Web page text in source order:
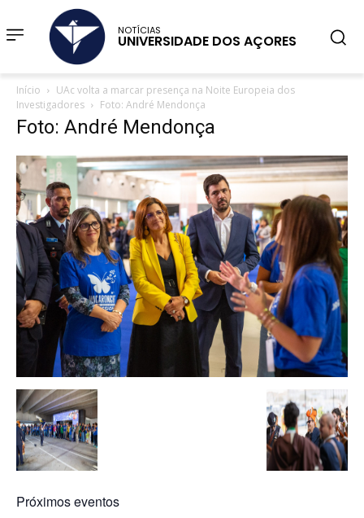
NOTÍCIAS
UNIVERSIDADE DOS AÇORES
Início
UAc volta a marcar presença na Noite Europeia dos
Investigadores
Foto: André Mendonça
Foto: André Mendonça
Próximos eventos